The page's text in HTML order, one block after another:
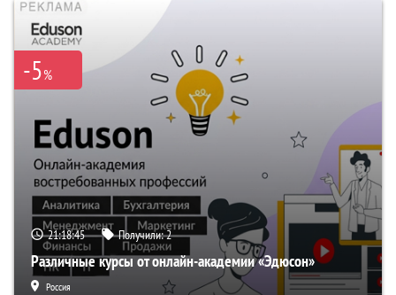
-5%
21:18:44 Получили:2
Различные курсы от онлайн-академии «Эдюсон»
Россия